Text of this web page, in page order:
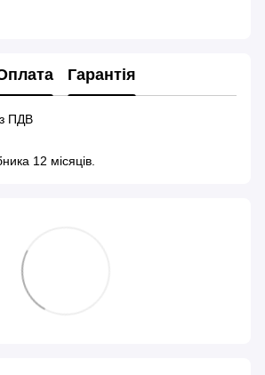
Гарантія
з ПДВ
12 місяців.